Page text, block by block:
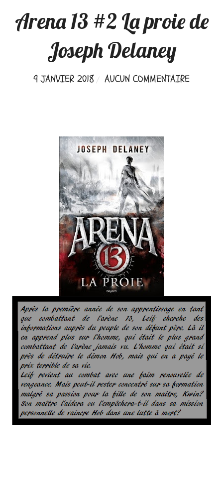
Arena 13 #2 La proie de
Joseph Delaney
9 JANVIER 2018 AUCUN COMMENTAIRE